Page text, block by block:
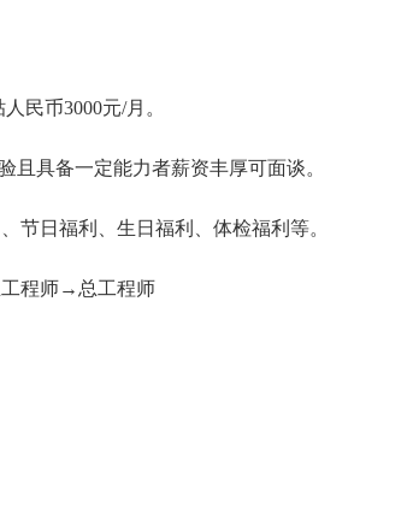
民币3000元/月。
且具备一定能力者薪资丰厚可面谈。
节日福利、生日福利、体检福利等。
程师→总工程师